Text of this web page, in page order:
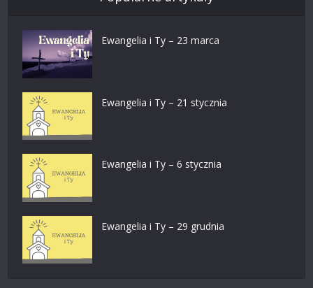
Ewangelia i Ty – 23 marca
Ewangelia i Ty – 21 stycznia
Ewangelia i Ty – 6 stycznia
Ewangelia i Ty – 29 grudnia